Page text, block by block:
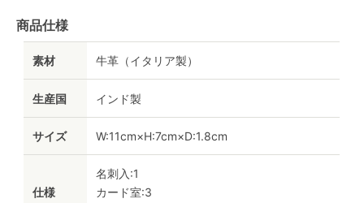
商品仕様
素材 牛革（イタリア製）
生産国 インド製
サイズ W:11cm×H:7cm×D:1.8cm
仕様
名刺入:1
カード室:3